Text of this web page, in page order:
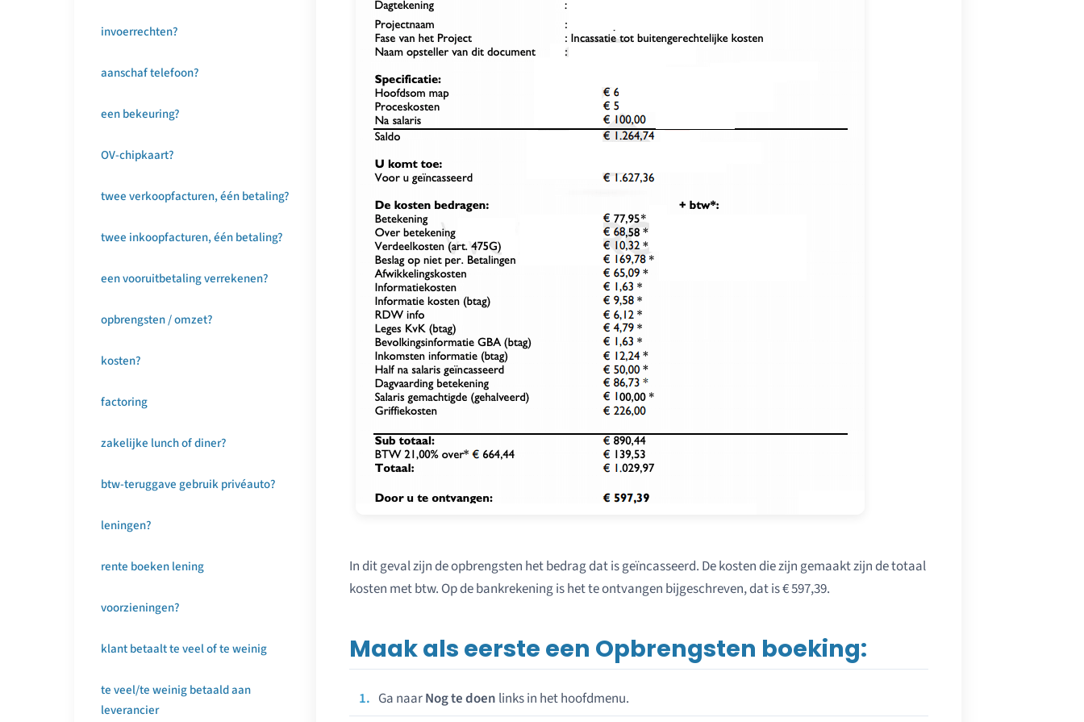
invoerrechten?
aanschaf telefoon?
een bekeuring?
OV-chipkaart?
twee verkoopfacturen, één betaling?
twee inkoopfacturen, één betaling?
een vooruitbetaling verrekenen?
opbrengsten / omzet?
kosten?
factoring
zakelijke lunch of diner?
btw-teruggave gebruik privéauto?
leningen?
rente boeken lening
voorzieningen?
klant betaalt te veel of te weinig
te veel/te weinig betaald aan
leverancier
In dit geval zijn de opbrengsten het bedrag dat is geïncasseerd. De kosten die zijn gemaakt zijn de totaal
kosten met btw. Op de bankrekening is het te ontvangen bijgeschreven, dat is € 597,39.
Maak als eerste een Opbrengsten boeking:
Ga naarNog te doen links in het hoofdmenu.